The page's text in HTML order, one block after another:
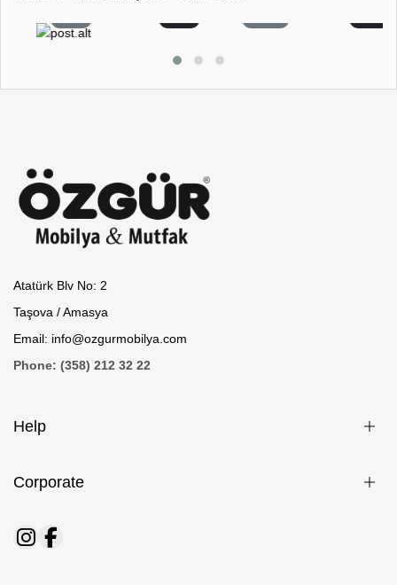
Atatürk Blv No: 2
Taşova / Amasya
Email: info@ozgurmobilya.com
Phone: (358) 212 32 22
Help
Corporate